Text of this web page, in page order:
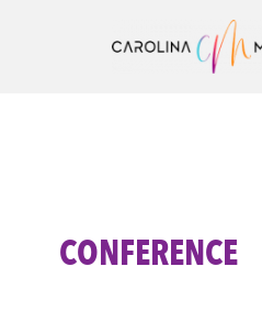
CONFERENCE